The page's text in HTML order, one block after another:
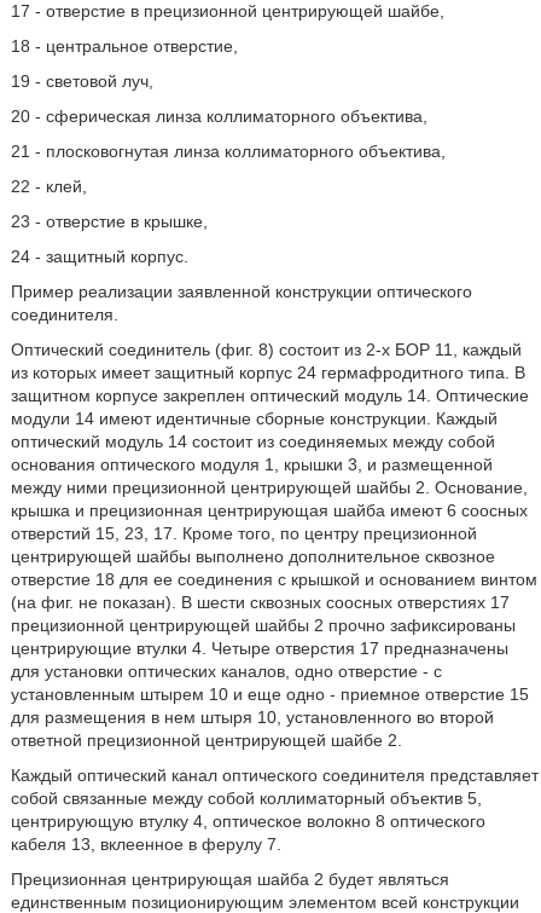
17 - отверстие в прецизионной центрирующей шайбе,
18 - центральное отверстие,
19 - световой луч,
20 - сферическая линза коллиматорного объектива,
21 - плосковогнутая линза коллиматорного объектива,
22 - клей,
23 - отверстие в крышке,
24 - защитный корпус.
Пример реализации заявленной конструкции оптического
соединителя.
Оптический соединитель (фиг. 8) состоит из 2-х БОР 11, каждый
из которых имеет защитный корпус 24 гермафродитного типа. В
защитном корпусе закреплен оптический модуль 14. Оптические
модули 14 имеют идентичные сборные конструкции. Каждый
оптический модуль 14 состоит из соединяемых между собой
основания оптического модуля 1, крышки 3, и размещенной
между ними прецизионной центрирующей шайбы 2. Основание,
крышка и прецизионная центрирующая шайба имеют 6 соосных
отверстий 15, 23, 17. Кроме того, по центру прецизионной
центрирующей шайбы выполнено дополнительное сквозное
отверстие 18 для ее соединения с крышкой и основанием винтом
(на фиг. не показан). В шести сквозных соосных отверстиях 17
прецизионной центрирующей шайбы 2 прочно зафиксированы
центрирующие втулки 4. Четыре отверстия 17 предназначены
для установки оптических каналов, одно отверстие - с
установленным штырем 10 и еще одно - приемное отверстие 15
для размещения в нем штыря 10, установленного во второй
ответной прецизионной центрирующей шайбе 2.
Каждый оптический канал оптического соединителя представляет
собой связанные между собой коллиматорный объектив 5,
центрирующую втулку 4, оптическое волокно 8 оптического
кабеля 13, вклеенное в ферулу 7.
Прецизионная центрирующая шайба 2 будет являться
единственным позиционирующим элементом всей конструкции